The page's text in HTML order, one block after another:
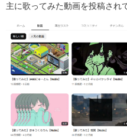
主に歌ってみた動画を投稿され